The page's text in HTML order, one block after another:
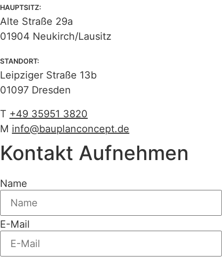
HAUPTSITZ:
Alte Straße 29a
01904 Neukirch/Lausitz
STANDORT:
Leipziger Straße 13b
01097 Dresden
T +49 35951 3820
M info@bauplanconcept.de
Kontakt Aufnehmen
Name
E-Mail